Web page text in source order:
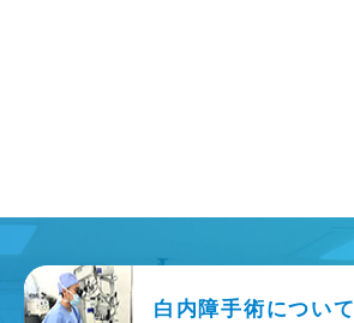
白内障手術について